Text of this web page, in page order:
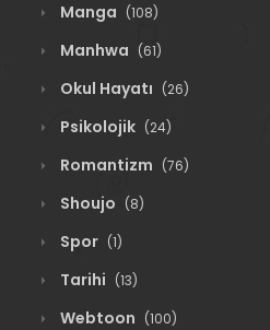
Manga (108)
Manhwa (61)
Okul Hayatı (26)
Psikolojik (24)
Romantizm (76)
Shoujo (8)
Spor (1)
Tarihi (13)
Webtoon (100)